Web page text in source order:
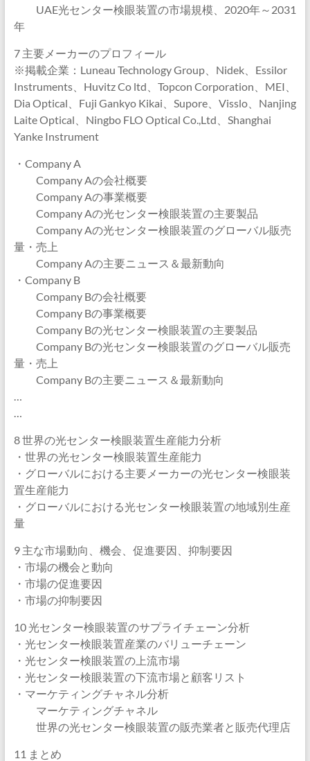
UAE光センター検眼装置の市場規模、2020年～2031
年
7 主要メーカーのプロフィール
※掲載企業：Luneau Technology Group、Nidek、Essilor
Instruments、Huvitz Co ltd、Topcon Corporation、MEI、
Dia Optical、Fuji Gankyo Kikai、Supore、Visslo、Nanjing
Laite Optical、Ningbo FLO Optical Co.,Ltd、Shanghai
Yanke Instrument
・Company A
Company Aの会社概要
Company Aの事業概要
Company Aの光センター検眼装置の主要製品
Company Aの光センター検眼装置のグローバル販売
量・売上
Company Aの主要ニュース＆最新動向
・Company B
Company Bの会社概要
Company Bの事業概要
Company Bの光センター検眼装置の主要製品
Company Bの光センター検眼装置のグローバル販売
量・売上
Company Bの主要ニュース＆最新動向
…
…
8 世界の光センター検眼装置生産能力分析
・世界の光センター検眼装置生産能力
・グローバルにおける主要メーカーの光センター検眼装
置生産能力
・グローバルにおける光センター検眼装置の地域別生産
量
9 主な市場動向、機会、促進要因、抑制要因
・市場の機会と動向
・市場の促進要因
・市場の抑制要因
10 光センター検眼装置のサプライチェーン分析
・光センター検眼装置産業のバリューチェーン
・光センター検眼装置の上流市場
・光センター検眼装置の下流市場と顧客リスト
・マーケティングチャネル分析
マーケティングチャネル
世界の光センター検眼装置の販売業者と販売代理店
11 まとめ